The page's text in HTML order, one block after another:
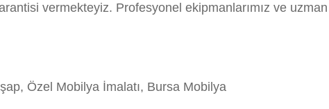
vermekteyiz. Profesyonel ekipmanlarımız ve
Özel Mobilya İmalatı, Bursa Mobilya